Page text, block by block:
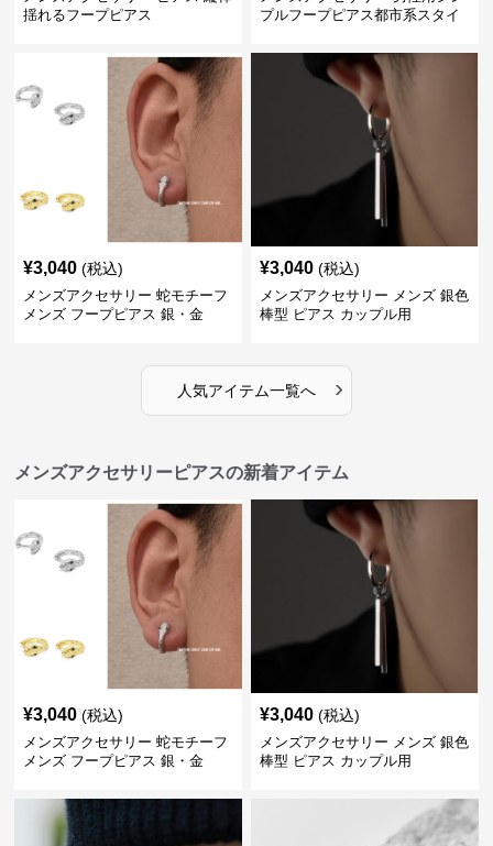
揺れるフープピアス
プルフープピアス都市系スタイ
¥3,040 (税込)
メンズアクセサリー 蛇モチーフ
メンズ フープピアス 銀・金
¥3,040 (税込)
メンズアクセサリー メンズ 銀色
棒型 ピアス カップル用
人気アイテム一覧へ ›
メンズアクセサリーピアスの新着アイテム
¥3,040 (税込)
メンズアクセサリー 蛇モチーフ
メンズ フープピアス 銀・金
¥3,040 (税込)
メンズアクセサリー メンズ 銀色
棒型 ピアス カップル用